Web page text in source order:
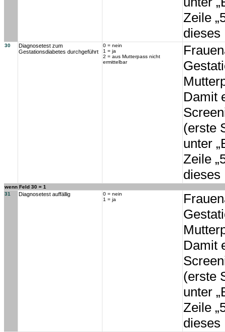
Zeile
dieses
30
Diagnosetest zum
Gestationsdiabetes durchgeführt
0 = nein
1 = ja
2 = aus Mutterpass nicht
ermittelbar
Damit
(erste
unter
Zeile
dieses
wenn Feld 30 = 1
31
Diagnosetest auffällig
0 = nein
1 = ja
Damit
(erste
unter
Zeile
dieses